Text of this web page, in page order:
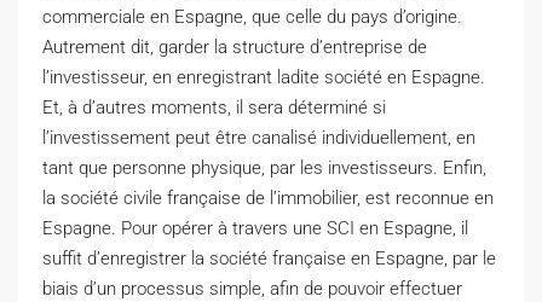
commerciale en Espagne, que celle du pays d’origine.
Autrement dit, garder la structure d’entreprise de
l’investisseur, en enregistrant ladite société en Espagne.
Et, à d’autres moments, il sera déterminé si
l’investissement peut être canalisé individuellement, en
tant que personne physique, par les investisseurs. Enfin,
la société civile française de l’immobilier, est reconnue en
Espagne. Pour opérer à travers une SCI en Espagne, il
suffit d’enregistrer la société française en Espagne, par le
biais d’un processus simple, afin de pouvoir effectuer